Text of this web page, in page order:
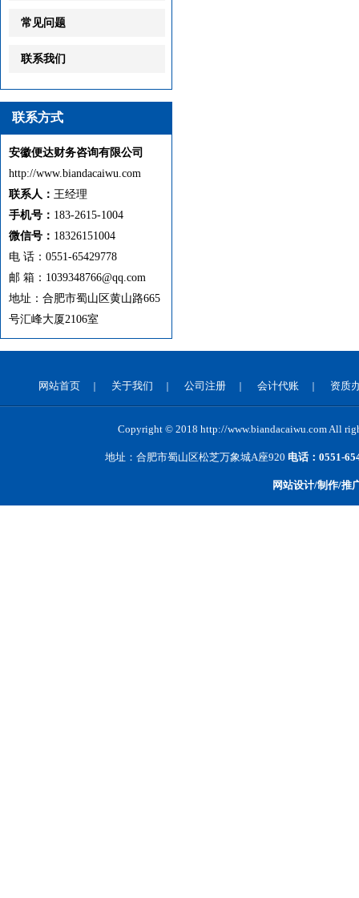
常见问题
联系我们
联系方式
安徽便达财务咨询有限公司
http://www.biandacaiwu.com
联系人： 王经理
手机号： 183-2615-1004
微信号： 18326151004
电 话：0551-65429778
邮 箱：1039348766@qq.com
地址：合肥市蜀山区黄山路665
号汇峰大厦2106室
网站首页 关于我们 公司注册｜ 会计代账｜ 资质
Copyright © 2018 http://www.biandacaiwu.com All
地址：合肥市蜀山区松芝万象城A座920 电话：0551-
网站设计/制作/推